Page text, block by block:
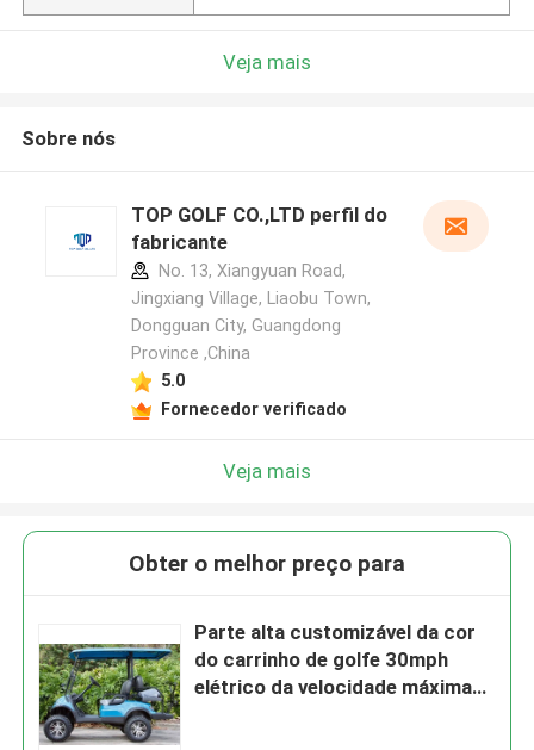
Veja mais
Sobre nós
TOP GOLF CO.,LTD perfil do
fabricante
No. 13, Xiangyuan Road,
Jingxiang Village, Liaobu Town,
Dongguan City, Guangdong
Province ,China
5.0
Fornecedor verificado
Veja mais
Obter o melhor preço para
Parte alta customizável da cor
do carrinho de golfe 30mph
elétrico da velocidade máxima